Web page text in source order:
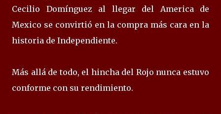
Cecilio Domínguez al llegar del America de
Mexico se convirtió en la compra más cara en la
historia de Independiente.
Más allá de todo, el hincha del Rojo nunca estuvo
conforme con su rendimiento.